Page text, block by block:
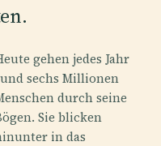
gehen jedes Jahr
sechs Millionen
durch seine
Sie blicken
in das